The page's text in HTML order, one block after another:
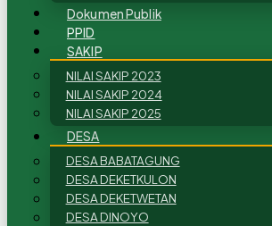
Dokumen Publik
PPID
SAKIP
NILAI SAKIP 2023
NILAI SAKIP 2024
NILAI SAKIP 2025
DESA
DESA BABATAGUNG
DESA DEKETKULON
DESA DEKETWETAN
DESA DINOYO